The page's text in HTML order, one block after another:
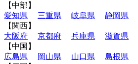
【中部】
愛知県
三重県 岐阜県 静岡県
【関西】
大阪府
京都府 兵庫県 滋賀県
【中国】
広島県
岡山県 山口県 島根県